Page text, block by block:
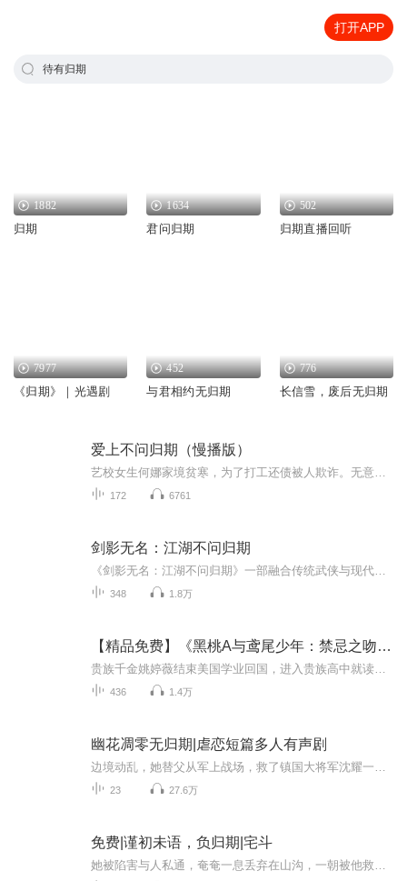
打开APP
待有归期
1882
归期
1634
君问归期
502
归期直播回听
7977
《归期》｜光遇剧
452
与君相约无归期
776
长信雪，废后无归期
爱上不问归期（慢播版）
172 6761
剑影无名：江湖不问归期
348 1.8万
【精品免费】《黑桃A与鸢尾少年：禁忌之吻待归期》
436 1.4万
幽花凋零无归期|虐恋短篇多人有声剧
23 27.6万
免费|谨初未语，负归期|宅斗